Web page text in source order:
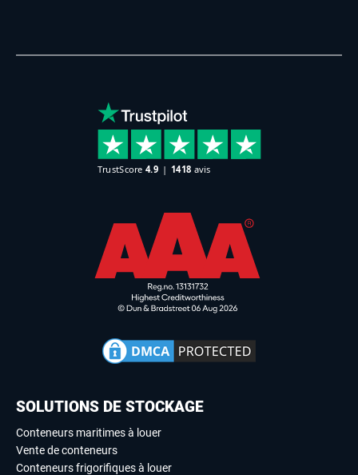
SOLUTIONS DE STOCKAGE
Conteneurs maritimes à louer
Vente de conteneurs
Conteneurs frigorifiques à louer